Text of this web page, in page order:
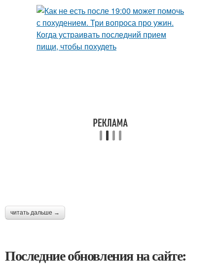
читать дальше →
Последние обновления на сайте: